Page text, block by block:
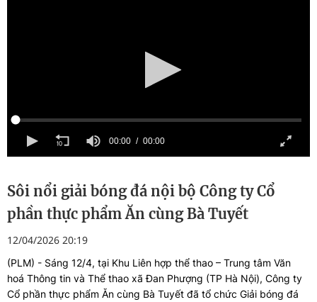
00:00 00:00
Sôi nổi giải bóng đá nội bộ Công ty Cổ
phần thực phẩm Ăn cùng Bà Tuyết
12/04/2026 20:19
(PLM) - Sáng 12/4, tại Khu Liên hợp thể thao – Trung tâm Văn
hoá Thông tin và Thể thao xã Đan Phượng (TP Hà Nội), Công ty
Cổ phần thực phẩm Ăn cùng Bà Tuyết đã tổ chức Giải bóng đá